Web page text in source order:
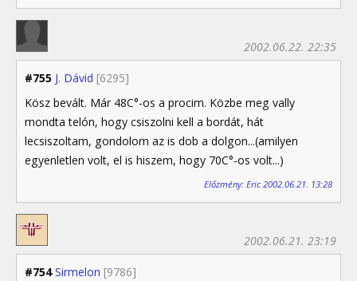
#755 J. Dávid [6295]
2002.06.22. 22:35
Kösz bevált. Már 48C°-os a procim. Közbe meg vally
mondta telón, hogy csiszolni kell a bordát, hát
lecsiszoltam, gondolom az is dob a dolgon...(amilyen
egyenletlen volt, el is hiszem, hogy 70C°-os volt...)
Előzmény: Eric 2002.06.21. 13:28
#754 Sirmelon [9786]
2002.06.21. 23:19